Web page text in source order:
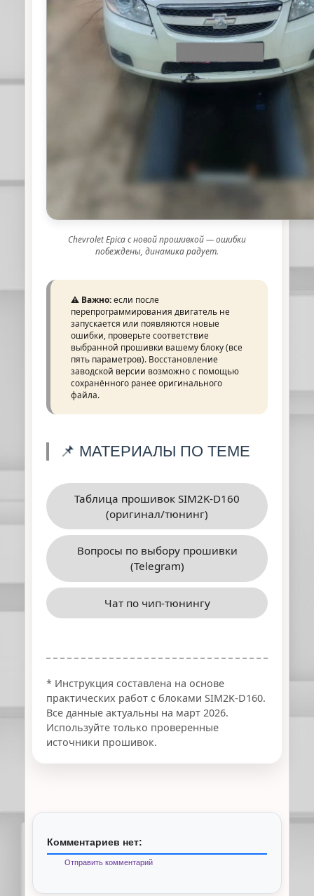
Chevrolet Epica с новой прошивкой — ошибки
побеждены, динамика радует.
⚠️ Важно:если после
перепрограммирования двигатель не
запускается или появляются новые
ошибки, проверьте соответствие
выбранной прошивки вашему блоку (все
пять параметров). Восстановление
заводской версии возможно с помощью
сохранённого ранее оригинального
файла.
📌 МАТЕРИАЛЫ ПО ТЕМЕ
Таблица прошивок SIM2K-D160
(оригинал/тюнинг)
Вопросы по выбору прошивки
(Telegram)
Чат по чип-тюнингу
* Инструкция составлена на основе
практических работ с блоками SIM2K-D160.
Все данные актуальны на март 2026.
Используйте только проверенные
источники прошивок.
Комментариев нет:
Отправить комментарий